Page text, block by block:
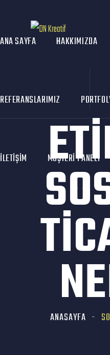
ANA SAYFA HAKKIMIZDA
REFERANSLARIMIZ
İLETIŞIM MÜŞTERI PANELI
ANASAYFA